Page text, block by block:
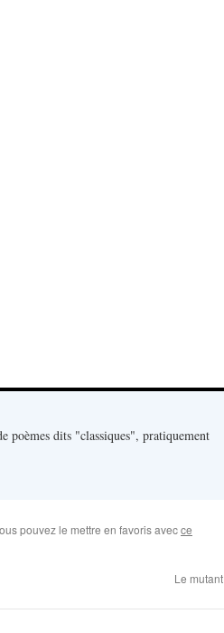
poèmes dits "classiques", pratiquement
pouvez le mettre en favoris avecce
Le mutant